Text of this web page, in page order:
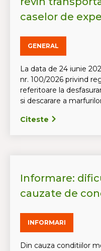
caselor de
GENERAL
La data de 24 iunie
nr. 100/2026 privind
referitoare la
si descarare a
Citeste
Informare:
cauzate de
INFORMARI
Din cauza conditiilor